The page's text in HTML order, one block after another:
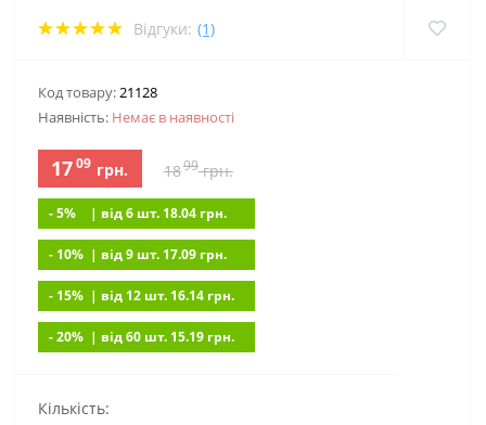
Відгуки: (1)
Код товару:21128
Наявність: Немає в наявностi
1709 грн. 1899грн.
- 5% | вiд 6 шт. 18.04 грн.
- 10% | вiд 9 шт. 17.09 грн.
- 15% | вiд 12 шт. 16.14 грн.
- 20% | вiд 60 шт. 15.19 грн.
Кількість: